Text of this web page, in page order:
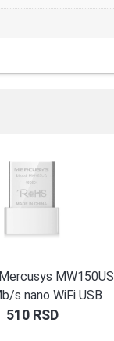
MW150US
s nano WiFi USB
510 RSD